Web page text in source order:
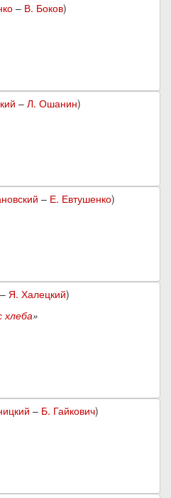
– В. Боков)
– Л. Ошанин)
– Е. Евтушенко)
– Я. Халецкий)
хлеба»
– Б. Гайкович)